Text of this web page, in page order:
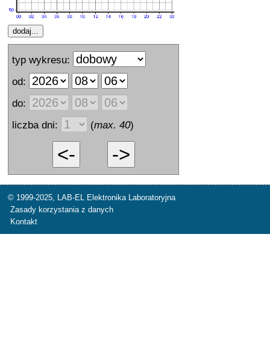
typ wykresu:
od:
do:
liczba dni:
(max. 40)
© 1999-2025, LAB-EL Elektronika Laboratoryjna
Zasady korzystania z danych
Kontakt